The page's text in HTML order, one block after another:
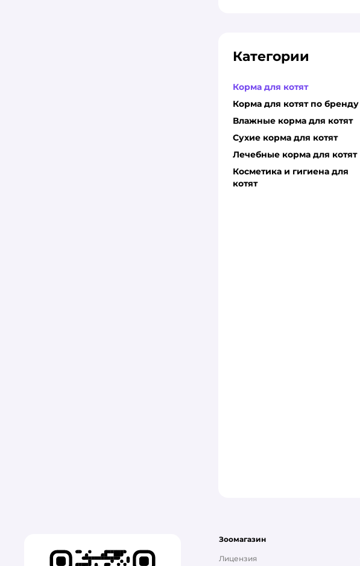
Категории
Корма для котят
Корма для котят по бренду
Влажные корма для котят
Сухие корма для котят
Лечебные корма для котят
Косметика и гигиена для
котят
Зоомагазин
Лицензия